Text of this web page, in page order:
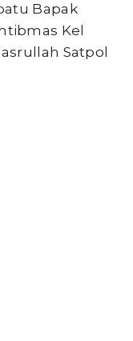
Bapak
Kel
Satpol